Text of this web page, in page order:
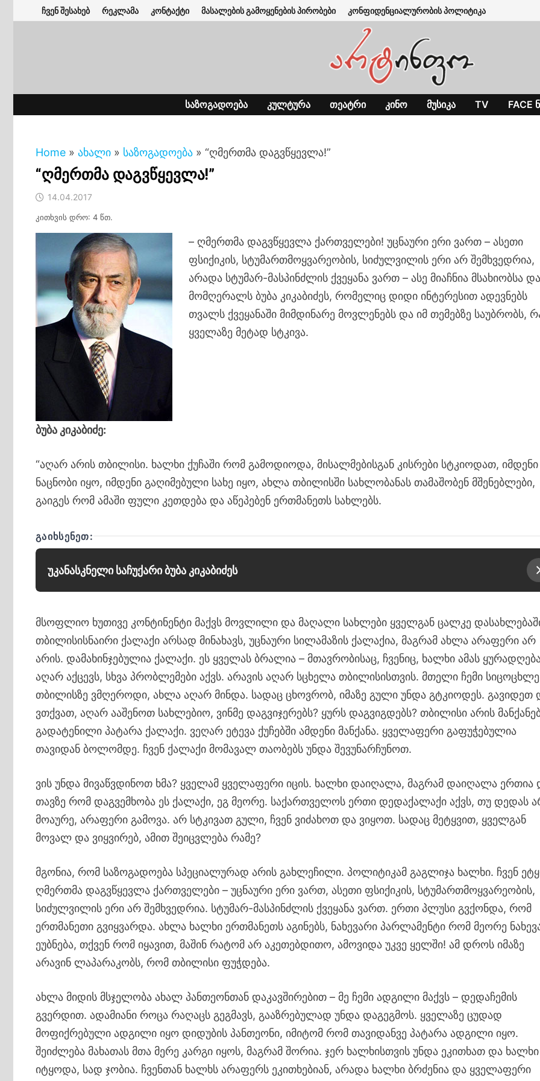
to
ჩვენ შესახებ რეკლამა კონტაქტი მასალების გამოყენების პირობები კონფიდენციალურობის პოლიტიკა
ᲡᲐᲖᲝᲒᲐᲓᲝᲔᲑᲐ ᲙᲣᲚᲢᲣᲠᲐ ᲗᲔᲐᲢᲠᲘ ᲙᲘᲜᲝ ᲛᲣᲡᲘᲙᲐ TV FACE
Home » ახალი » საზოგადოება » “ღმერთმა დაგვწყევლა!”
“ღმერთმა დაგვწყევლა!”
14.04.2017
კითხვის დრო: 4 წთ.
– ღმერთმა დაგვწყევლა ქართველები! უცნაური ერი ვართ – ასეთი
ფსიქიკის, სტუმართმოყვარეობის, სიძულვილის ერი არ შემხვედრია,
არადა სტუმარ-მასპინძლის ქვეყანა ვართ – ასე მიაჩნია მსახიობსა
მომღერალს ბუბა კიკაბიძეს, რომელიც დიდი ინტერესით ადევნებს
თვალს ქვეყანაში მიმდინარე მოვლენებს და იმ თემებზე საუბრობს,
ყველაზე მეტად სტკივა.
ბუბა კიკაბიძე:
“აღარ არის თბილისი. ხალხი ქუჩაში რომ გამოდიოდა, მისალმებისგან კისრები სტკიოდათ, იმდენი
ნაცნობი იყო, იმდენი გაღიმებული სახე იყო, ახლა თბილისში სახლობანას თამაშობენ მშენებლები,
გაიგეს რომ ამაში ფული კეთდება და აწეპებენ ერთმანეთს სახლებს.
ᲒᲐᲘᲮᲡᲔᲜᲔᲗ:
უკანასკნელი საჩუქარი ბუბა კიკაბიძეს
მსოფლიო ხუთივე კონტინენტი მაქვს მოვლილი და მაღალი სახლები ყველგან ცალკე
თბილისისნაირი ქალაქი არსად მინახავს, უცნაური სილამაზის ქალაქია, მაგრამ ახლა არაფერი არ
არის. დამახინჯებულია ქალაქი. ეს ყველას ბრალია – მთავრობისაც, ჩვენიც, ხალხი ამას
აღარ აქცევს, სხვა პრობლემები აქვს. არავის აღარ სცხელა თბილისისთვის. მთელი ჩემი სიცოცხლე
თბილისზე ვმღეროდი, ახლა აღარ მინდა. სადაც ცხოვრობ, იმაზე გული უნდა გტკიოდეს. გავიდეთ
ვთქვათ, აღარ ააშენოთ სახლებიო, ვინმე დაგვიჯერებს? ყურს დაგვიგდებს? თბილისი არის
გადატენილი პატარა ქალაქი. ვეღარ ეტევა ქუჩებში ამდენი მანქანა. ყველაფერი გაფუჭებულია
თავიდან ბოლომდე. ჩვენ ქალაქი მომავალ თაობებს უნდა შევუნარჩუნოთ.
ვის უნდა მივაწვდინოთ ხმა? ყველამ ყველაფერი იცის. ხალხი დაიღალა, მაგრამ დაიღალა ერთია
თავზე რომ დაგვემხობა ეს ქალაქი, ეგ მეორე. საქართველოს ერთი დედაქალაქი აქვს, თუ დედას
მოაურე, არაფერი გამოვა. არ სტკივათ გული, ჩვენ ვიძახოთ და ვიყოთ. სადაც მეტყვით, ყველგან
მოვალ და ვიყვირებ, ამით შეიცვლება რამე?
მგონია, რომ საზოგადოება სპეციალურად არის გახლეჩილი. პოლიტიკამ გაგლიჯა ხალხი. ჩვენ
ღმერთმა დაგვწყევლა ქართველები – უცნაური ერი ვართ, ასეთი ფსიქიკის, სტუმართმოყვარეობის,
სიძულვილის ერი არ შემხვედრია. სტუმარ-მასპინძლის ქვეყანა ვართ. ერთი პლუსი გვქონდა, რომ
ერთმანეთი გვიყვარდა. ახლა ხალხი ერთმანეთს აგინებს, ნახევარი პარლამენტი რომ მეორე
ეუბნება, თქვენ რომ იყავით, მაშინ რატომ არ აკეთებდითო, ამოვიდა უკვე ყელში! ამ დროს იმაზე
არავინ ლაპარაკობს, რომ თბილისი ფუჭდება.
ახლა მიდის მსჯელობა ახალ პანთეონთან დაკავშირებით – მე ჩემი ადგილი მაქვს – დედაჩემის
გვერდით. ადამიანი როცა რაღაცს გეგმავს, გააზრებულად უნდა დაგეგმოს. ყველაზე ცუდად
მოფიქრებული ადგილი იყო დიდუბის პანთეონი, იმიტომ რომ თავიდანვე პატარა ადგილი იყო.
შეიძლება მახათას მთა მერე კარგი იყოს, მაგრამ შორია. ჯერ ხალხისთვის უნდა ეკითხათ და ხალხი
იტყოდა, სად ჯობია. ჩვენთან ხალხს არაფერს ეკითხებიან, არადა ხალხი ბრძენია და ყველაფერი